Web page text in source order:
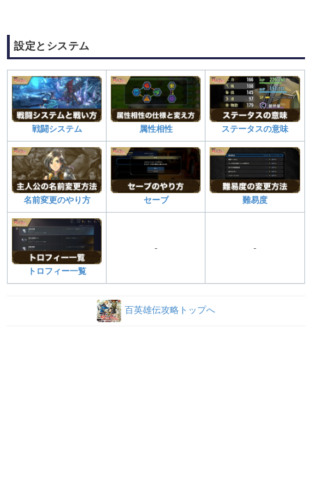
設定とシステム
戦闘システム 属性相性 ステータスの意味
名前変更のやり方 セーブ 難易度
トロフィー一覧
- -
百英雄伝攻略トップへ